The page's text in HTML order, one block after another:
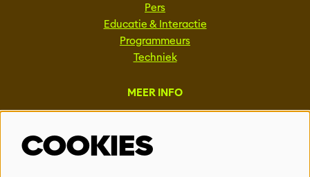
Pers
Educatie & Interactie
Programmeurs
Techniek
MEER INFO
Vacatures
Events & Partnerships
COOKIES